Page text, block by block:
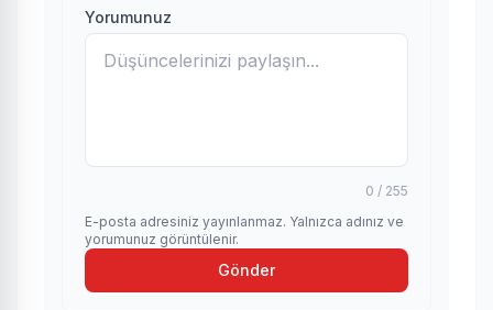
Yorumunuz
0 / 255
E-posta adresiniz yayınlanmaz. Yalnızca adınız ve
yorumunuz görüntülenir.
Gönder